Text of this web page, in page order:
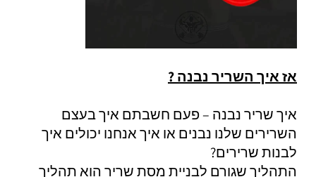
אז איך השריר נבנה ?
איך שריר נבנה – פעם חשבתם איך בעצם
השרירים שלנו נבנים או איך אנחנו יכולים איך
לבנות שרירים?
התהליך שגורם לבניית מסת שריר הוא תהליך